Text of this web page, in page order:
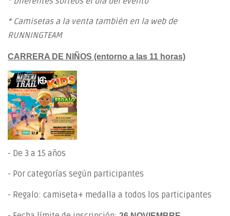
* Camisetas a la venta también en la web de
RUNNINGTEAM
CARRERA DE NIÑOS (entorno a las 11 horas)
- De 3 a 15 años
- Por categorías según participantes
- Regalo: camiseta+ medalla a todos los participantes